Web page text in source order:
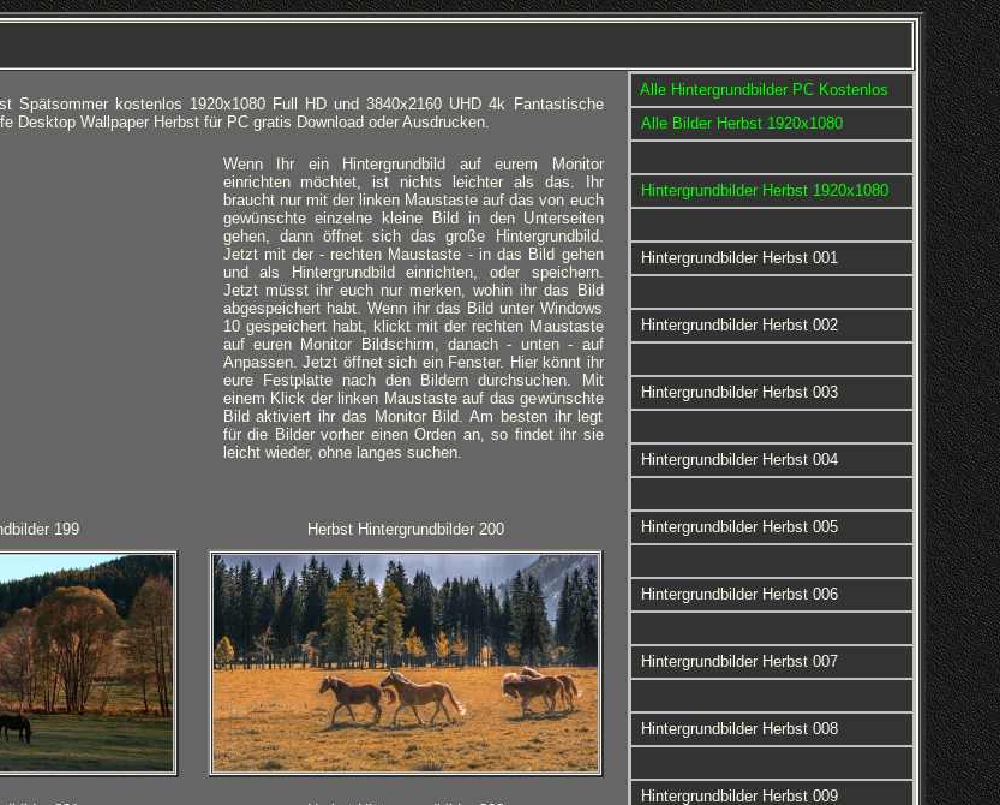
Spätsommer kostenlos 1920x1080 Full HD und 3840x2160 UHD 4k Fantastische
Desktop Wallpaper Herbst für PC gratis Download oder Ausdrucken.
Wenn Ihr ein Hintergrundbild auf eurem Monitor
einrichten möchtet, ist nichts leichter als das. Ihr
braucht nur mit der linken Maustaste auf das von euch
gewünschte einzelne kleine Bild in den Unterseiten
gehen, dann öffnet sich das große Hintergrundbild.
Jetzt mit der - rechten Maustaste - in das Bild gehen
und als Hintergrundbild einrichten, oder speichern.
Jetzt müsst ihr euch nur merken, wohin ihr das Bild
abgespeichert habt. Wenn ihr das Bild unter Windows
10 gespeichert habt, klickt mit der rechten Maustaste
auf euren Monitor Bildschirm, danach - unten - auf
Anpassen. Jetzt öffnet sich ein Fenster. Hier könnt ihr
eure Festplatte nach den Bildern durchsuchen. Mit
einem Klick der linken Maustaste auf das gewünschte
Bild aktiviert ihr das Monitor Bild. Am besten ihr legt
für die Bilder vorher einen Orden an, so findet ihr sie
leicht wieder, ohne langes suchen.
199 Herbst Hintergrundbilder 200
Alle Hintergrundbilder PC Kostenlos
Alle Bilder Herbst 1920x1080
Hintergrundbilder Herbst 1920x1080
Hintergrundbilder Herbst 001
Hintergrundbilder Herbst 002
Hintergrundbilder Herbst 003
Hintergrundbilder Herbst 004
Hintergrundbilder Herbst 005
Hintergrundbilder Herbst 006
Hintergrundbilder Herbst 007
Hintergrundbilder Herbst 008
Hintergrundbilder Herbst 009